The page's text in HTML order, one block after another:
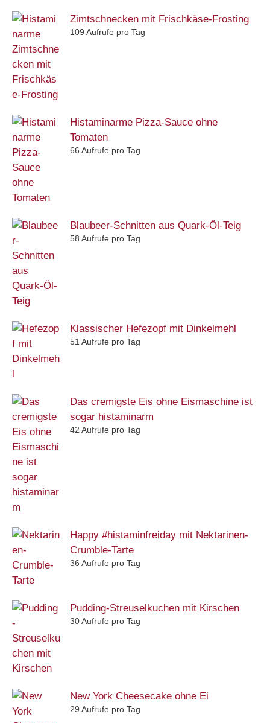
Zimtschnecken mit Frischkäse-Frosting
109 Aufrufe pro Tag
Histaminarme Pizza-Sauce ohne
Tomaten
66 Aufrufe pro Tag
Blaubeer-Schnitten aus Quark-Öl-Teig
58 Aufrufe pro Tag
Klassischer Hefezopf mit Dinkelmehl
51 Aufrufe pro Tag
Das cremigste Eis ohne Eismaschine ist
sogar histaminarm
42 Aufrufe pro Tag
Happy #histaminfreiday mit Nektarinen-
Crumble-Tarte
36 Aufrufe pro Tag
Pudding-Streuselkuchen mit Kirschen
30 Aufrufe pro Tag
New York Cheesecake ohne Ei
29 Aufrufe pro Tag